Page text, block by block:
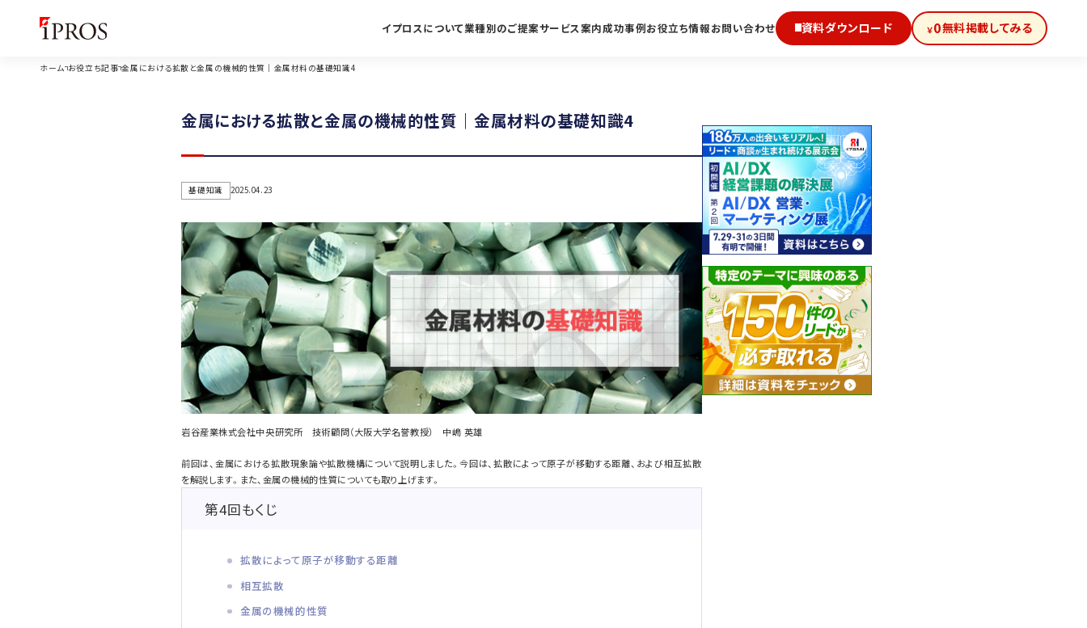
イプロスについて業種別のご提案サービス案内成功事例お役立ち情報お問い合わせ 資料ダウンロード ￥0無料掲載してみる
ホーム お役立ち記事 金属における拡散と金属の機械的性質｜金属材料の基礎知識4
金属における拡散と金属の機械的性質｜金属材料の基礎知識4
基礎知識 2025.04.23
岩谷産業株式会社中央研究所 技術顧問（大阪大学名誉教授） 中嶋 英雄
前回は、金属における拡散現象論や拡散機構について説明しました。今回は、拡散によって原子が移動する距離、および相互拡散
を解説します。また、金属の機械的性質についても取り上げます。
第4回もくじ
拡散によって原子が移動する距離
相互拡散
金属の機械的性質